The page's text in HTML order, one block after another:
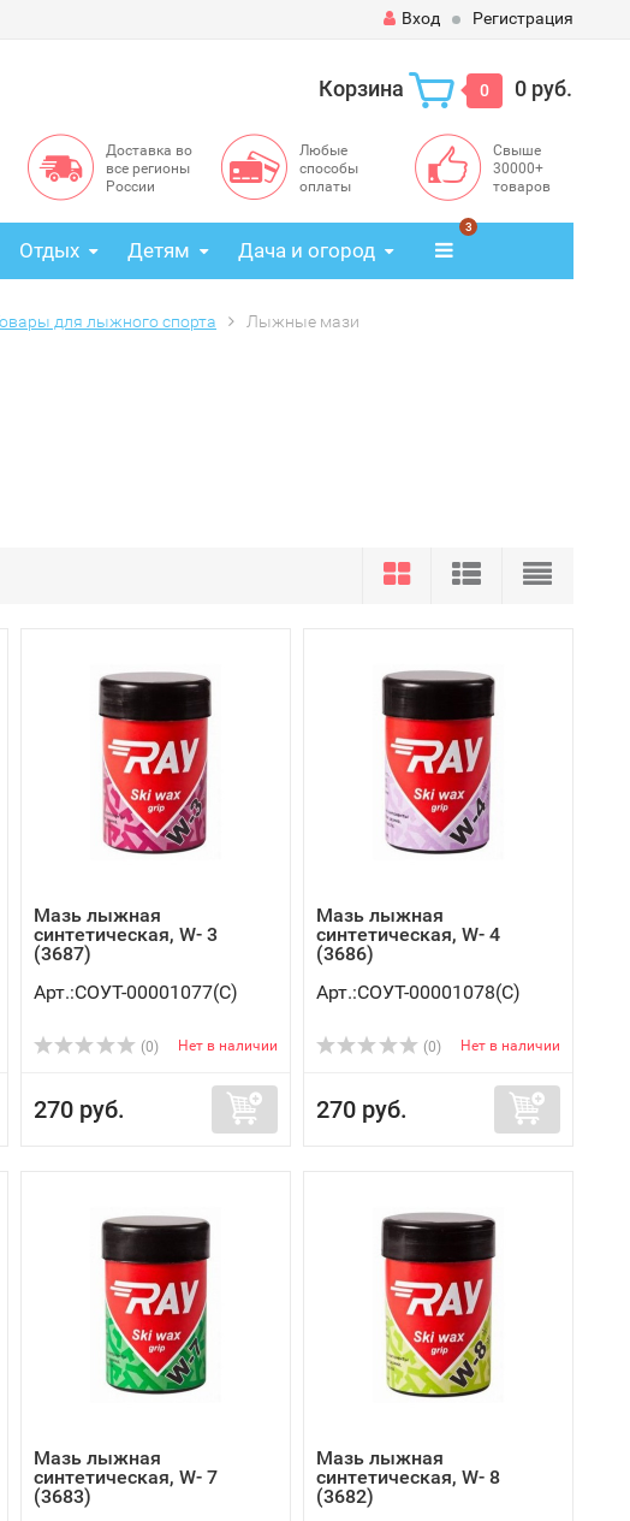
Вход Регистрация
Корзина 0 0 руб.
Доставка во
все регионы
России
Любые
способы
оплаты
Свыше
30000+
товаров
Отдых Детям Дача и огород
3
для лыжного спорта Лыжные мази
Мазь лыжная
синтетическая, W- 3
(3687)
Арт.:СОУТ-00001077(C)
(0) Нет в наличии
270 руб.
Мазь лыжная
синтетическая, W- 4
(3686)
Арт.:СОУТ-00001078(C)
(0) Нет в наличии
270 руб.
Мазь лыжная
синтетическая, W- 7
(3683)
Мазь лыжная
синтетическая, W- 8
(3682)